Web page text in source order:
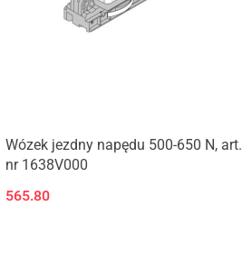
Produkt niedostępny
Wózek jezdny napędu 500-650 N, art.
nr 1638V000
565.80